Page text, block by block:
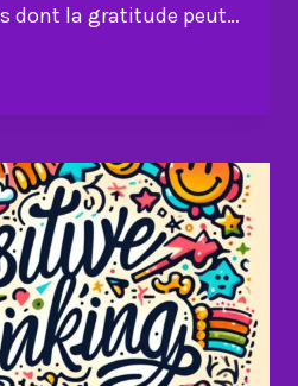
dont la gratitude peut…